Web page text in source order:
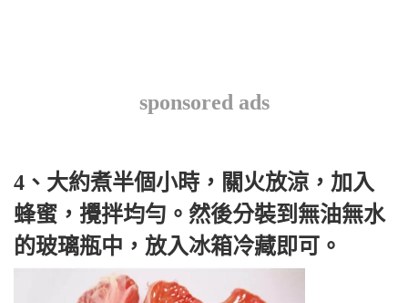
sponsored ads
4、大約煮半個小時，關火放涼，加入
蜂蜜，攪拌均勻。然後分裝到無油無水
的玻璃瓶中，放入冰箱冷藏即可。